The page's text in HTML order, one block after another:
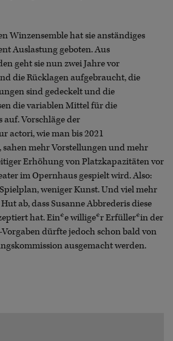
Winzensemble hat sie anständiges
Auslastung geboten. Aus
geht sie nun zwei Jahre vor
die Rücklagen aufgebraucht, die
sind gedeckelt und die
die variablen Mittel für die
auf. Vorschläge der
actori, wie man bis 2021
mehr Vorstellungen und mehr
Erhöhung von Platzkapazitäten vor
im Opernhaus gespielt wird. Also:
weniger Kunst. Und viel mehr
ab, dass Susanne Abbrederis diese
hat. Ein*e willige*r Erfüller*in der
dürfte jedoch schon bald von
ausgemacht werden.